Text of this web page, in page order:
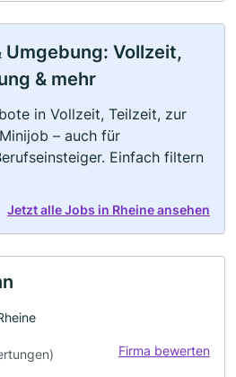
Umgebung: Vollzeit,
& mehr
in Vollzeit, Teilzeit, zur
– auch für
Einfach filtern
Jetzt alle Jobs in Rheine ansehen
Firma bewerten